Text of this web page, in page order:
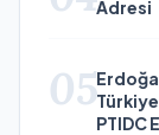
Adresi
05
PTIDC